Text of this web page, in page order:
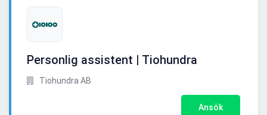
Personlig assistent | Tiohundra
Tiohundra AB
Ansök